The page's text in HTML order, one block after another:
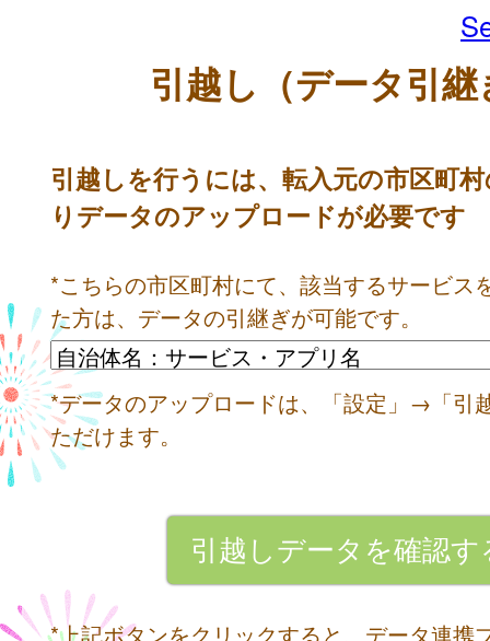
引越し（データ引継
引越しを行うには、転入元の市区町
りデータのアップロードが必要です
*こちらの市区町村にて、該当するサービス
た方は、データの引継ぎが可能です。
*データのアップロードは、「設定」→「引
ただけます。
*上記ボタンをクリックすると、データ連携